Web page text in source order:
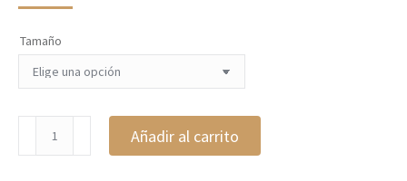
9,95€
16,55€
Tamaño
líquida
cantidad
Añadir al carrito